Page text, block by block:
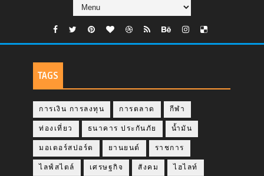
TAGS
การเงิน การลงทุน การตลาด กีฬา
ท่องเที่ยว ธนาคาร ประกันภัย น้ำมัน
มอเตอร์สปอร์ต ยานยนต์ ราชการ
ไลฟ์สไตล์ เศรษฐกิจ สังคม ไฮไลท์